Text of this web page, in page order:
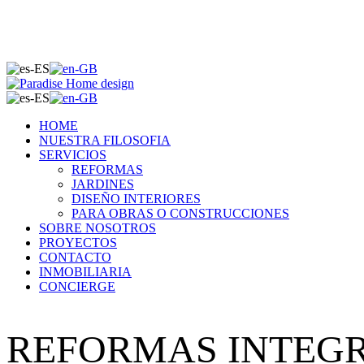
HOME
NUESTRA FILOSOFIA
SERVICIOS
REFORMAS
JARDINES
DISEÑO INTERIORES
PARA OBRAS O CONSTRUCCIONES
SOBRE NOSOTROS
PROYECTOS
CONTACTO
INMOBILIARIA
CONCIERGE
REFORMAS